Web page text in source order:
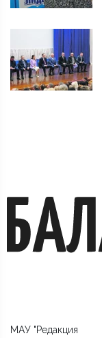
МАУ "Редакция